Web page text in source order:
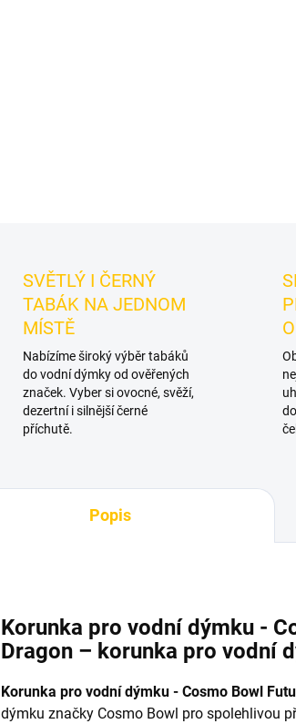
SVĚTLÝ I ČERNÝ
TABÁK NA JEDNOM
MÍSTĚ
Nabízíme široký výběr tabáků
do vodní dýmky od ověřených
značek. Vyber si ovocné, svěží,
dezertní i silnější černé
příchutě.
Popis
Korunka pro vodní dýmku -
Dragon – korunka pro vodní
Korunka pro vodní dýmku - Cosmo Bowl
dýmku značky Cosmo Bowl pro spolehlivou